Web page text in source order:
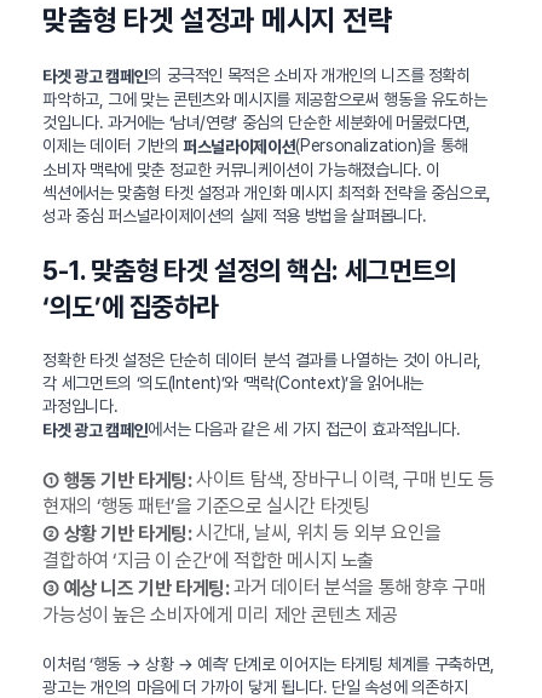
맞춤형 타겟 설정과 메시지 전략
타겟 광고 캠페인의 궁극적인 목적은 소비자 개개인의 니즈를 정확히
파악하고, 그에 맞는 콘텐츠와 메시지를 제공함으로써 행동을 유도하는
것입니다. 과거에는 ‘남녀/연령’ 중심의 단순한 세분화에 머물렀다면,
이제는 데이터 기반의퍼스널라이제이션(Personalization)을 통해
소비자 맥락에 맞춘 정교한 커뮤니케이션이 가능해졌습니다. 이
섹션에서는 맞춤형 타겟 설정과 개인화 메시지 최적화 전략을 중심으로,
성과 중심 퍼스널라이제이션의 실제 적용 방법을 살펴봅니다.
5-1. 맞춤형 타겟 설정의 핵심: 세그먼트의
‘의도’에 집중하라
정확한 타겟 설정은 단순히 데이터 분석 결과를 나열하는 것이 아니라,
각 세그먼트의 ‘의도(Intent)’와 ‘맥락(Context)’을 읽어내는
과정입니다.
타겟 광고 캠페인에서는 다음과 같은 세 가지 접근이 효과적입니다.
① 행동 기반 타게팅:사이트 탐색, 장바구니 이력, 구매 빈도 등
현재의 ‘행동 패턴’을 기준으로 실시간 타겟팅
② 상황 기반 타게팅:시간대, 날씨, 위치 등 외부 요인을
결합하여 ‘지금 이 순간’에 적합한 메시지 노출
③ 예상 니즈 기반 타게팅:과거 데이터 분석을 통해 향후 구매
가능성이 높은 소비자에게 미리 제안 콘텐츠 제공
이처럼 ‘행동 → 상황 → 예측’ 단계로 이어지는 타게팅 체계를 구축하면,
광고는 개인의 마음에 더 가까이 닿게 됩니다. 단일 속성에 의존하지